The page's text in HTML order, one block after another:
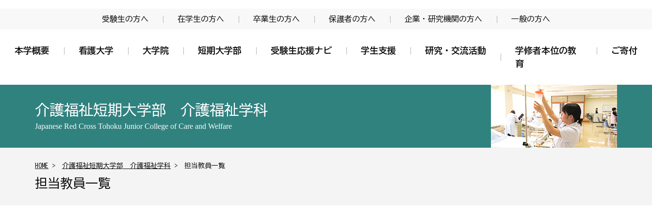
受験生の方へ 在学生の方へ 卒業生の方へ 保護者の方へ 企業・研究機関の方へ 一般の方へ
本学概要 看護大学 大学院 短期大学部 受験生応援ナビ 学生支援 研究・交流活動
学修者本位の教
育
ご寄付
介護福祉短期大学部 介護福祉学科
Japanese Red Cross Tohoku Junior College of Care and Welfare
HOME > 介護福祉短期大学部 介護福祉学科 > 担当教員一覧
担当教員一覧